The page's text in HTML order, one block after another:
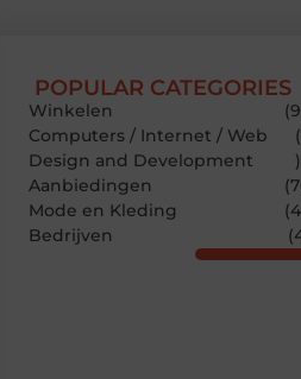
POPULAR CATEGORIES
Winkelen
Computers / Internet / Web
Design and Development
)
Aanbiedingen
Mode en Kleding
Bedrijven